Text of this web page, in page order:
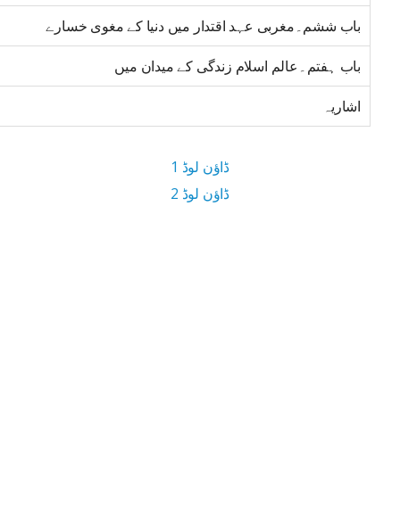
باب ششم۔مغربی عہد اقتدار میں دنیا کے مغوی خسارے
باب ہفتم۔عالم اسلام زندگی کے میدان میں
اشاریہ
ڈاؤن لوڈ 1
ڈاؤن لوڈ 2